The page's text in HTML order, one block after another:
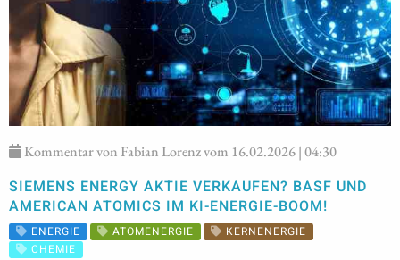
Kommentar von Fabian Lorenz vom 16.02.2026 | 04:30
SIEMENS ENERGY AKTIE VERKAUFEN? BASF UND
AMERICAN ATOMICS IM KI-ENERGIE-BOOM!
ENERGIE ATOMENERGIE
KERNENERGIE
CHEMIE